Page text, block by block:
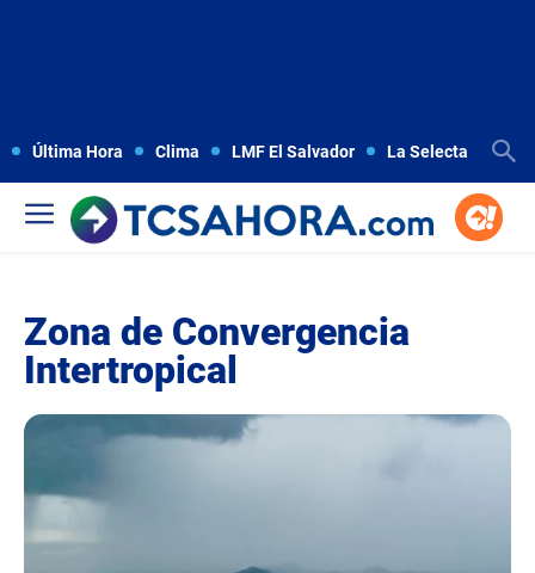
Última Hora Clima LMF El Salvador La Selecta
Zona de Convergencia
Intertropical